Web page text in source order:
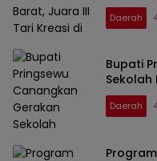
Daerah
Bupati
Sekolah
Daerah